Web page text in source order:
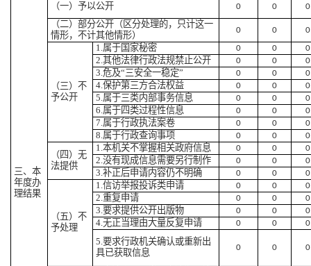
三、本
年度办
理结果
（一）予以公开 0 0 0
（二）部分公开（区分处理的，只计这一
情形，不计其他情形）
0 0 0
（三）不
予公开
1.属于国家秘密 0 0 0
2.其他法律行政法规禁止公开 0 0 0
3.危及“三安全一稳定” 0 0 0
4.保护第三方合法权益 0 0 0
5.属于三类内部事务信息 0 0 0
6.属于四类过程性信息 0 0 0
7.属于行政执法案卷 0 0 0
8.属于行政查询事项 0 0 0
（四）无
法提供
1.本机关不掌握相关政府信息 0 0 0
2.没有现成信息需要另行制作 0 0 0
3.补正后申请内容仍不明确 0 0 0
（五）不
予处理
1.信访举报投诉类申请 0 0 0
2.重复申请 0 0 0
3.要求提供公开出版物 0 0 0
4.无正当理由大量反复申请 0 0 0
5.要求行政机关确认或重新出
具已获取信息
0 0 0